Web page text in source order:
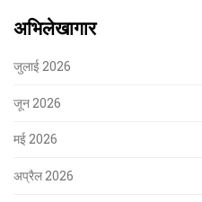
अभिलेखागार
जुलाई 2026
जून 2026
मई 2026
अप्रैल 2026